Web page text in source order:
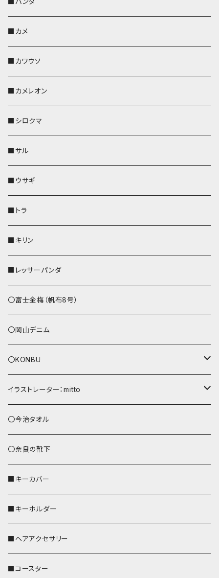
財布
その他
財布
靴下・ミニタオル
その他
ペンホルダー
財布
靴下・ミニタオル
その他
ペンホルダー
ペットボトルホルダー
スマホケース
財布
靴下・ミニタオル
その他
レザートレイ
ペンホルダー
靴下・ミニタオル
財布
その他
KONBU
AppleWatchバンド
ペンホルダー
レザートレイ
財布
靴下・ミニタオル
その他
ポシェット・バッグ
帆布・デニム
KONBU
コインケース
AppleWatchバンド
ペットボトルホルダー
ペンホルダー
靴下・ミニタオル
財布
その他
レザートレイ
ペンホルダー
ペットボトルホルダー
AppleWatchバンド
財布
その他
ペンホルダー
ペットボトルホルダー
キーケース
名刺入れ・カードケース
AppleWatchバンド
財布
レザートレイ
キーケース
ペンホルダー
IDカードケース
ペットボトルホルダー
その他
リール付きストラップ
リールのみ
ストラップ付
キーケース
コインケース
名刺入れ
AppleWatchバンド
メガネケース
財布
パスケース
名刺入れ・カードケース
メガネケース
リール付きストラップ
リールのみ
ストラップ付
ペットボトルホルダー
キーケース
ペンホルダー
AppleWatchバンド
L字ファスナー財布
その他
キーケース
コインケース
メガネケース
名刺入れ
財布
Apple Watchバンド
■カメ
■カワウソ
■カメレオン
■シロクマ
■サル
■ウサギ
■トラ
■キリン
■レッサーパンダ
〇富士金梅（帆布8号）
〇岡山デニム
〇KONBU
ショルダーバッグ
あずまバッグ
トートバッグ（L）
バッグインバッグ
イラストレーター：mitto
シマエナガ
ハシビロコウ
オカメインコ
歌うオカメちゃん
おかめ３兄弟
セキセイインコ
文鳥
鹿
〇今治タオル
〇奈良の靴下
■キーカバー
■キーホルダー
■ヘアアクセサリー
■コースター